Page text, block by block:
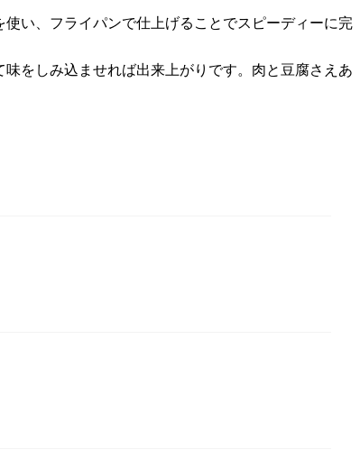
い、フライパンで仕上げることでスピーディーに完
をしみ込ませれば出来上がりです。肉と豆腐さえあ